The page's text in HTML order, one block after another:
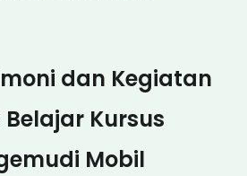
dan Kegiatan
Belajar Kursus
Mobil